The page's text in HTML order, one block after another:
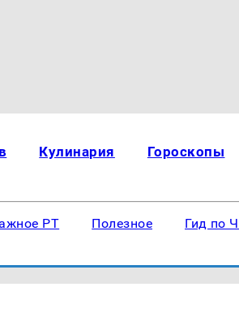
Кулинария Гороскопы
РТ Полезное Гид по